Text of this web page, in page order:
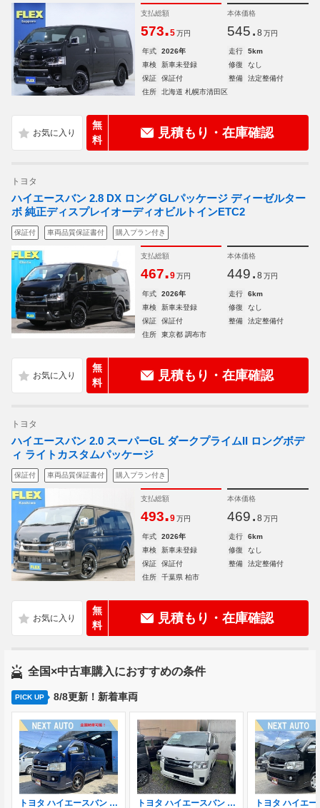
支払総額
573.5 万円
本体価格
545. 8 万円
年式 2026年 走行
5km
車検
新車未登録 修復
なし
保証
保証付 整備
法定整備付
住所
北海道 札幌市清田区
無
料
見積もり・在庫確認
トヨタ
ハイエースバン 2.8 DX ロング GLパッケージ ディーゼルター
ボ 純正ディスプレイオーディオビルトインETC2
保証付 車両品質保証書付 購入プラン付き
支払総額
467.9 万円
本体価格
449. 8 万円
年式 2026年 走行
6km
車検
新車未登録 修復
なし
保証
保証付 整備
法定整備付
住所
東京都 調布市
無
料
見積もり・在庫確認
トヨタ
ハイエースバン 2.0 スーパーGL ダークプライムII ロングボデ
ィ ライトカスタムパッケージ
保証付 車両品質保証書付 購入プラン付き
支払総額
493.9 万円
本体価格
469. 8 万円
年式 2026年 走行
6km
車検
新車未登録 修復
なし
保証
保証付 整備
法定整備付
住所
千葉県 柏市
無
料
見積もり・在庫確認
全国×中古車購入におすすめの条件
PICK UP 8/8更新！新着車両
トヨタ ハイエースバン 2.5 スーパーGL ロング ディーゼルターボ 1型 15AW ナビ Bカメラ トヨタ ハイエースバン 3.0 DX ロング GLパッケージ ディーゼルターボ 4WD ドライブレコーダー ETC スライドドア